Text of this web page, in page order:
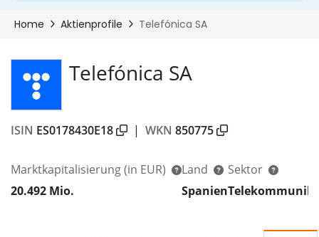
Telefónica SA
ISIN ES0178430E18 | WKN 850775
Marktkapitalisierung(in EUR)
20.492 Mio.
Land
Spanien
Sektor